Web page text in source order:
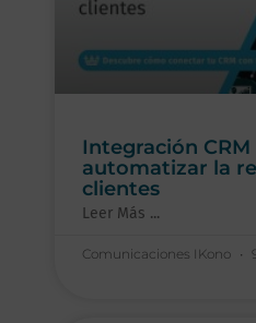
Integración
automatizar la
clientes
Leer Más ...
Comunicaciones IKono